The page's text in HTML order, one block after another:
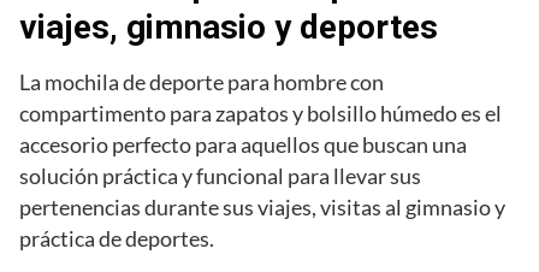
viajes, gimnasio y deportes
La mochila de deporte para hombre con
compartimento para zapatos y bolsillo húmedo es el
accesorio perfecto para aquellos que buscan una
solución práctica y funcional para llevar sus
pertenencias durante sus viajes, visitas al gimnasio y
práctica de deportes.